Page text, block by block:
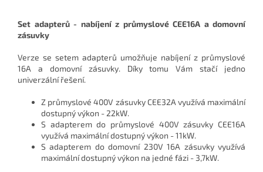
Set adapterů - nabíjení z průmyslové CEE16A a domovní
zásuvky
Verze se setem adapterů umožňuje nabíjení z průmyslové
16A a domovní zásuvky. Díky tomu Vám stačí jedno
univerzální řešení.
Z průmyslové 400V zásuvky CEE32A využívá maximální
dostupný výkon - 22kW.
S adapterem do průmyslové 400V zásuvky CEE16A
využívá maximální dostupný výkon - 11kW.
S adapterem do domovní 230V 16A zásuvky využívá
maximální dostupný výkon na jedné fázi - 3,7kW.